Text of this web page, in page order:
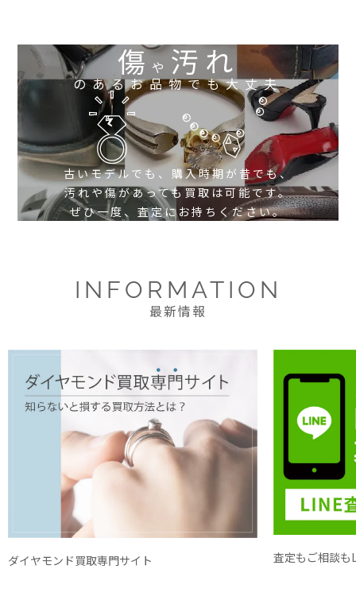
傷や 汚れ
のあるお品物でも大丈夫
古いモデルでも、購入時期が昔でも、
汚れや傷があっても買取は可能です。
ぜひ一度、査定にお持ちください。
INFORMATION
最新情報
ダイヤモンド買取専門サイト 査定もご相談も